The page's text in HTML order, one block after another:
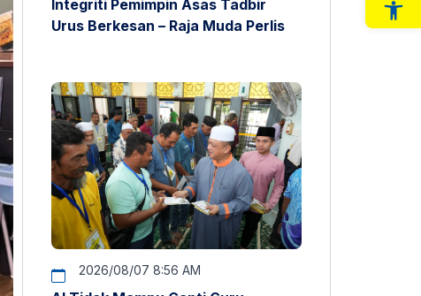
Integriti Pemimpin Asas Tadbir
Urus Berkesan – Raja Muda Perlis
2026/08/07 8:56 AM